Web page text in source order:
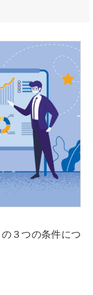
３つの条件につ